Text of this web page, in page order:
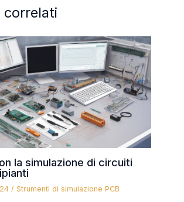
la simulazione di circuiti
/Strumenti di simulazione PCB